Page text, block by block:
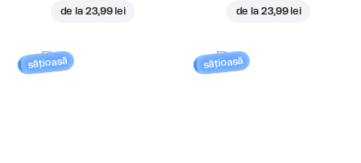
de la 23,99 lei de la 23,99 lei
sățioasă sățioasă